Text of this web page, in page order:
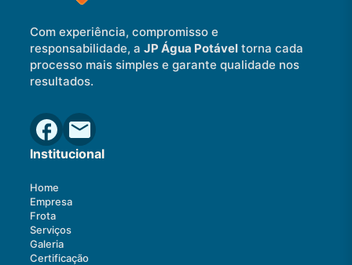
Com experiência, compromisso e
responsabilidade, aJP Água Potável torna cada
processo mais simples e garante qualidade nos
resultados.
Institucional
Home
Empresa
Frota
Serviços
Galeria
Certificação